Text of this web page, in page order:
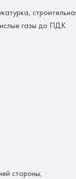
газы до ПДК
стороны;